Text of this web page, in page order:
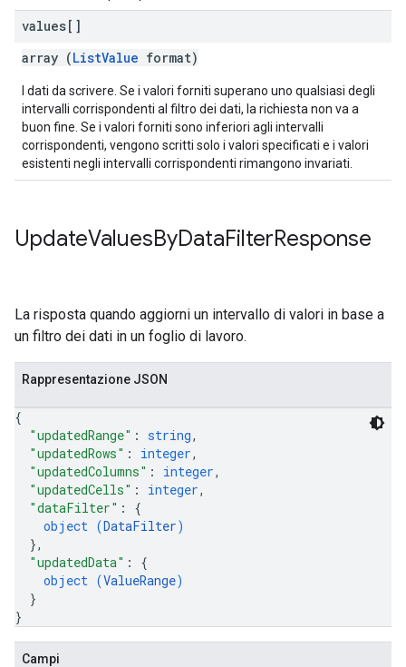
values[]
array (ListValue format)
I dati da scrivere. Se i valori forniti superano uno qualsiasi degli
intervalli corrispondenti al filtro dei dati, la richiesta non va a
buon fine. Se i valori forniti sono inferiori agli intervalli
corrispondenti, vengono scritti solo i valori specificati e i valori
esistenti negli intervalli corrispondenti rimangono invariati.
UpdateValuesByDataFilterResponse
La risposta quando aggiorni un intervallo di valori in base a
un filtro dei dati in un foglio di lavoro.
Rappresentazione JSON
{
"updatedRange" : string,
"updatedRows" : integer,
"updatedColumns" : integer,
"updatedCells" : integer,
"dataFilter" : {
object (DataFilter)
},
"updatedData" : {
object (ValueRange)
}
}
Campi